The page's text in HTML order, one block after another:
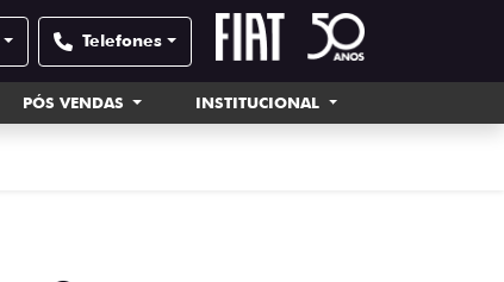
Telefones
PÓS VENDAS INSTITUCIONAL